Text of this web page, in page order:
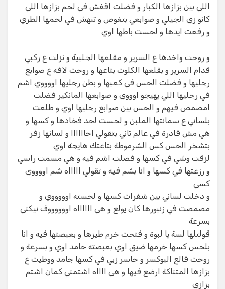
اللي بين بزازها الكبار و فضلت اقفش في لحم بزازها اللي
كانو زي الجيلي و صوابعي بتغوص و تنهش في لحمها الطري
و رفعت ايدها و لحست باطها اوي
و روحت واخدها ع السرير و مقلعها الجلبية و نزلت ع ركبي
قدام السرير و بقلعها الكلوت بتاعها و روحت لافه ع صوابع
رجليها و فضلت الحس في كعبها و بطن رجليها اووووي اشم
في رجليها اللي يهيجو اوووي و صوابعها المانكير فضلت
امصمص فيهم و الحس بين صوابع رجليها اوي و طلعت
بلساني ع سمانتها الملبن و لحست لحد فخادها و كسها و
هي مش قادرة في عالم تاني بتقولي احاااااا و لسانها زفر
بتشخر الحس كس الشرموطة بتاعتك هايجة اوي
لزقت وشي في كسها و فصلت اشم فيه و هي مسمت راسي
و رزعتها في كسها و انا بشم فيه و تقولي اااااه شم اووووي
كسي
و دخلت لساني بين شفرات كسها و لحسته اوووووي و
مصمصت في زنبورها كان يولع و هي ااااااه اووووووف نيكني
بسرعة
قولتلها لسة يا لبوة و فتحت خرم طيزها و بعبصتها فيه و انا
بلحس كسها خرمها ضيق اوي بعبصته حامد اوي و بسرعة و
روحت قالع البوكسر و حاسر زبي في كسها جامد ووطيت ع
بزازها المتناكة ارضع فيها و هي ااااه اشتمني كمان اشتم
بزازي